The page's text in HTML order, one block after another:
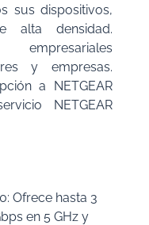
sus dispositivos,
alta densidad.
y empresas.
a NETGEAR
NETGEAR
Ofrece hasta 3
en 5 GHz y